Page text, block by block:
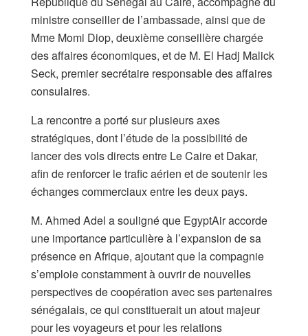
ministre conseiller de l’ambassade, ainsi que de
Mme Momi Diop, deuxième conseillère chargée
des affaires économiques, et de M. El Hadj Malick
Seck, premier secrétaire responsable des affaires
consulaires.
La rencontre a porté sur plusieurs axes
stratégiques, dont l’étude de la possibilité de
lancer des vols directs entre Le Caire et Dakar,
afin de renforcer le trafic aérien et de soutenir les
échanges commerciaux entre les deux pays.
M. Ahmed Adel a souligné que EgyptAir accorde
une importance particulière à l’expansion de sa
présence en Afrique, ajoutant que la compagnie
s’emploie constamment à ouvrir de nouvelles
perspectives de coopération avec ses partenaires
sénégalais, ce qui constituerait un atout majeur
pour les voyageurs et pour les relations